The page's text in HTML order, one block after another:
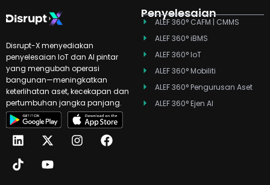
Disrupt-X menyediakan
penyelesaian IoT dan AI pintar
yang mengubah operasi
bangunan—meningkatkan
keterlihatan aset, kecekapan dan
pertumbuhan jangka panjang.
L
i
n
k
X
-
t
w
I
n
F
a
T
i
k
t
Y
o
u
t
Penyelesaian
ALEF 360° CAFM | CMMS
ALEF 360° iBMS
ALEF 360° IoT
ALEF 360° Mobiliti
ALEF 360° Pengurusan Aset
ALEF 360° Ejen AI